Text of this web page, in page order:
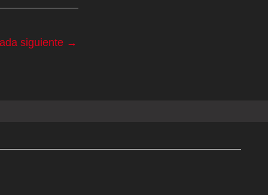
siguiente →